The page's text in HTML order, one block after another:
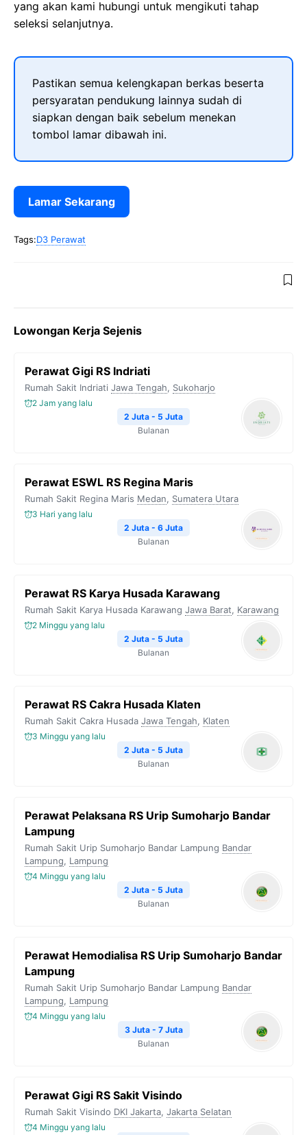
yang akan kami hubungi untuk mengikuti tahap
seleksi selanjutnya.
Pastikan semua kelengkapan berkas beserta
persyaratan pendukung lainnya sudah di
siapkan dengan baik sebelum menekan
tombol lamar dibawah ini.
Lamar Sekarang
Tags:D3 Perawat
Lowongan Kerja Sejenis
Perawat Gigi RS Indriati
Rumah Sakit Indriati Jawa Tengah, Sukoharjo
2 Jam yang lalu
2 Juta - 5 Juta
Bulanan
Perawat ESWL RS Regina Maris
Rumah Sakit Regina Maris Medan, Sumatera Utara
3 Hari yang lalu
2 Juta - 6 Juta
Bulanan
Perawat RS Karya Husada Karawang
Rumah Sakit Karya Husada Karawang Jawa Barat, Karawang
2 Minggu yang lalu
2 Juta - 5 Juta
Bulanan
Perawat RS Cakra Husada Klaten
Rumah Sakit Cakra Husada Jawa Tengah, Klaten
3 Minggu yang lalu
2 Juta - 5 Juta
Bulanan
Perawat Pelaksana RS Urip Sumoharjo Bandar
Lampung
Rumah Sakit Urip Sumoharjo Bandar Lampung Bandar
Lampung, Lampung
4 Minggu yang lalu
2 Juta - 5 Juta
Bulanan
Perawat Hemodialisa RS Urip Sumoharjo Bandar
Lampung
Rumah Sakit Urip Sumoharjo Bandar Lampung Bandar
Lampung, Lampung
4 Minggu yang lalu
3 Juta - 7 Juta
Bulanan
Perawat Gigi RS Sakit Visindo
Rumah Sakit Visindo DKI Jakarta, Jakarta Selatan
4 Minggu yang lalu